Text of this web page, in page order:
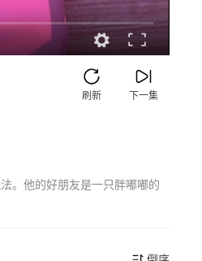
下一集
刷新
。他的好朋友是一只胖嘟嘟的